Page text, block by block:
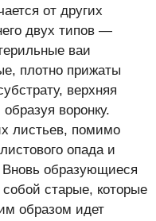
от других
двух типов —
ваи
плотно прижаты
верхняя
воронку.
листьев, помимо
опада и
Вновь образующиеся
старые, которые
образом идет